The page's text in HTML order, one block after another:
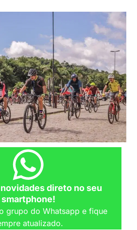
direto no seu
smartphone!
grupo do Whatsapp e fique
atualizado.